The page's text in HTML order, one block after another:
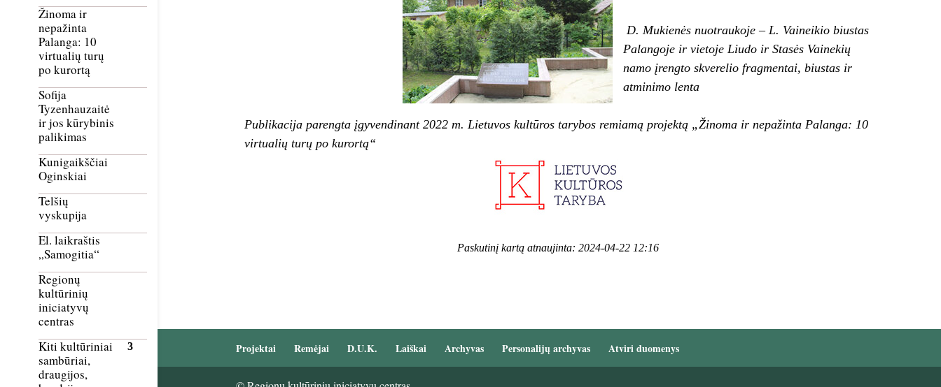
Žinoma ir
nepažinta
Palanga: 10
virtualių turų
po kurortą
Sofija
Tyzenhauzaitė
ir jos kūrybinis
palikimas
Kunigaikščiai
Oginskiai
Telšių
vyskupija
El. laikraštis
„Samogitia“
Regionų
kultūrinių
iniciatyvų
centras
Kiti kultūriniai
sambūriai,
draugijos,
D. Mukienės nuotraukoje – L. Vaineikio biustas
Palangoje ir vietoje Liudo ir Stasės Vainekių
namo įrengto skverelio fragmentai, biustas ir
atminimo lenta
Publikacija parengta įgyvendinant 2022 m. Lietuvos kultūros tarybos remiamą projektą „Žinoma ir nepažinta Palanga: 10
virtualių turų po kurortą“
Paskutinį kartą atnaujinta: 2024-04-22 12:16
Projektai Remėjai D.U.K. Laiškai Archyvas Personalijų archyvas Atviri duomenys